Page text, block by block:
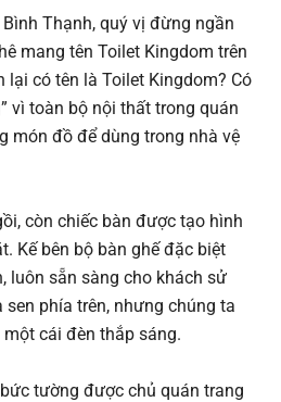
Thạnh, quý vị đừng ngần
mang tên Toilet Kingdom trên
lại có tên là Toilet Kingdom? Có
vì toàn bộ nội thất trong quán
món đồ để dùng trong nhà vệ
còn chiếc bàn được tạo hình
Kế bên bộ bàn ghế đặc biệt
luôn sẵn sàng cho khách sử
sen phía trên, nhưng chúng ta
cái đèn thắp sáng.
tường được chủ quán trang